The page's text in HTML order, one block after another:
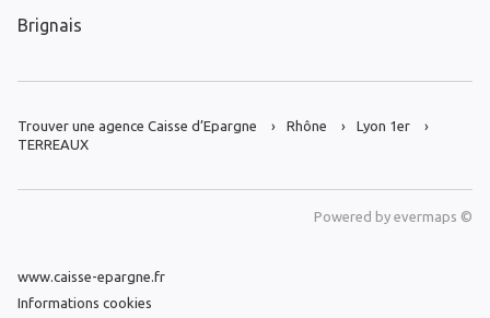
Brignais
Trouver une agence Caisse d’Epargne Rhône
Lyon 1er
TERREAUX
Powered by evermaps ©
www.caisse-epargne.fr
Informations cookies